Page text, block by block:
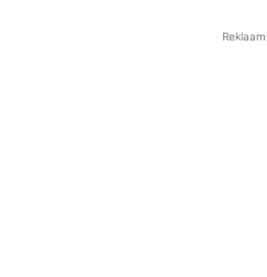
Reklaam: